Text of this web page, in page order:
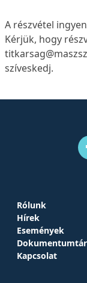
A részvétel
Kérjük, hogy
szíveskedj.
Rólunk
Hírek
Események
Dokumentumtár
Kapcsolat